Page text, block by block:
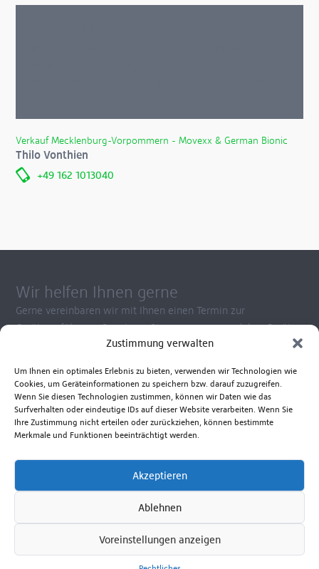
Zustimmung verwalten
Um Ihnen ein optimales Erlebnis zu bieten, verwenden wir Technologien wie
Cookies, um Geräteinformationen zu speichern bzw. darauf zuzugreifen.
Wenn Sie diesen Technologien zustimmen, können wir Daten wie das
Surfverhalten oder eindeutige IDs auf dieser Website verarbeiten. Wenn Sie
Ihre Zustimmung nicht erteilen oder zurückziehen, können bestimmte
Merkmale und Funktionen beeinträchtigt werden.
Akzeptieren
Ablehnen
Voreinstellungen anzeigen
Verkauf Mecklenburg-Vorpommern - Movexx & German Bionic
Thilo Vonthien
+49 162 1013040
Wir helfen Ihnen gerne
Gerne vereinbaren wir mit Ihnen einen Termin zur
Gerätevorführung. So wissen Sie ganz genau, welches Gerät
Ihren Ansprüchen am besten gerecht wird.
unserer Produkte, Reparatur- und Ersatzteilservice.
Beratungshotline Mo. bis Fr. 8.00 - 17.00 Uhr
+49 381 6586-830
Senden Sie uns eine E-Mail
Zum Kontaktformular